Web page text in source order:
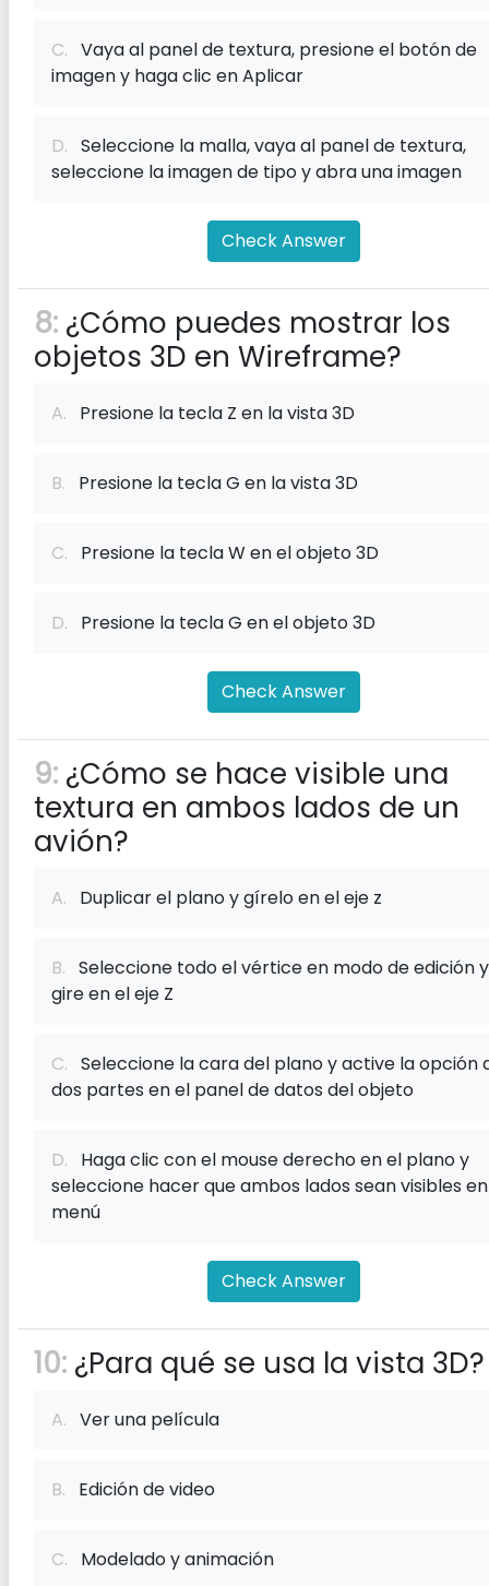
C. Vaya al panel de textura, presione el botón de
imagen y haga clic en Aplicar
D. Seleccione la malla, vaya al panel de textura,
seleccione la imagen de tipo y abra una imagen
Check Answer
8: ¿Cómo puedes mostrar los
objetos 3D en Wireframe?
A. Presione la tecla Z en la vista 3D
B. Presione la tecla G en la vista 3D
C. Presione la tecla W en el objeto 3D
D. Presione la tecla G en el objeto 3D
Check Answer
9: ¿Cómo se hace visible una
textura en ambos lados de un
avión?
A. Duplicar el plano y gírelo en el eje z
B. Seleccione todo el vértice en modo de edición y
gire en el eje Z
C. Seleccione la cara del plano y active la opción
dos partes en el panel de datos del objeto
D. Haga clic con el mouse derecho en el plano y
seleccione hacer que ambos lados sean visibles
menú
Check Answer
10: ¿Para qué se usa la vista 3D?
A. Ver una película
B. Edición de video
C. Modelado y animación